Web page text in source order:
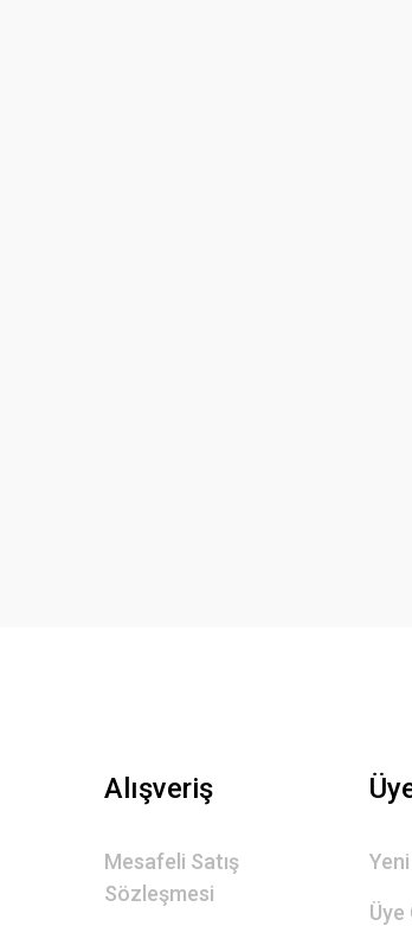
Alışveriş
Mesafeli Satış
Sözleşmesi
Üye